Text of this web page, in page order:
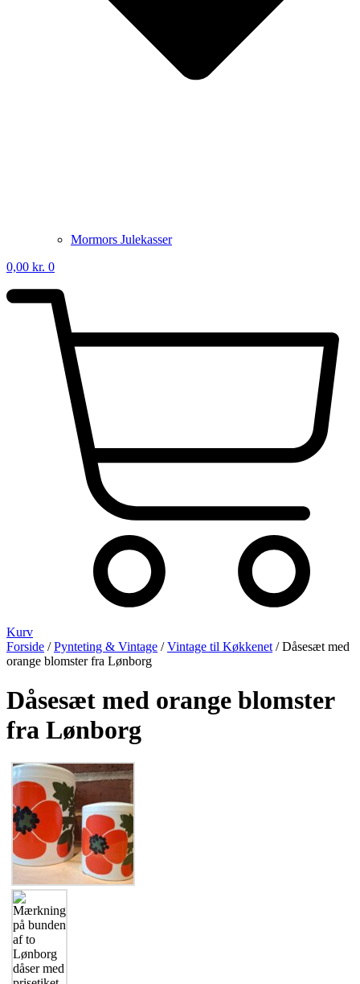
Mormors Julekasser
0,00 kr. 0
Kurv
Forside /Pynteting & Vintage /Vintage til Køkkenet / Dåsesæt med
orange blomster fra Lønborg
Dåsesæt med orange blomster
fra Lønborg